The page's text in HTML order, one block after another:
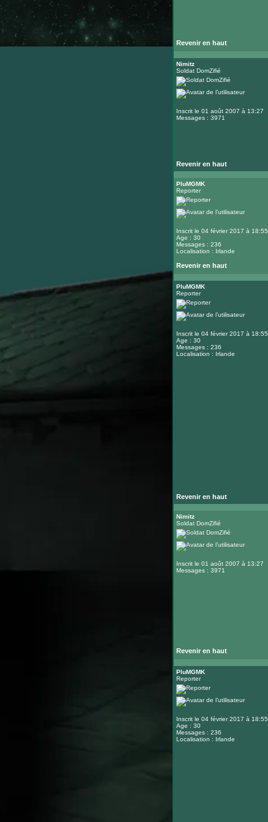
Revenir en haut
Nimitz
Soldat DomZifié
Inscrit le 01 août 2007 à 13:27
Messages : 3971
Revenir en haut
PluMGMK
Reporter
Inscrit le 04 février 2017 à 18:55
Age : 30
Messages : 236
Localisation : Irlande
Revenir en haut
PluMGMK
Reporter
Inscrit le 04 février 2017 à 18:55
Age : 30
Messages : 236
Localisation : Irlande
Revenir en haut
Nimitz
Soldat DomZifié
Inscrit le 01 août 2007 à 13:27
Messages : 3971
Revenir en haut
PluMGMK
Reporter
Inscrit le 04 février 2017 à 18:55
Age : 30
Messages : 236
Localisation : Irlande